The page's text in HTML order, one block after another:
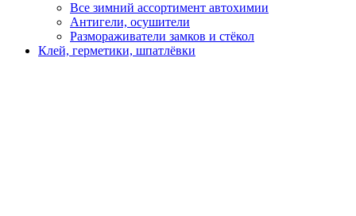
Все зимний ассортимент автохимии
Антигели, осушители
Размораживатели замков и стёкол
Клей, герметики, шпатлёвки